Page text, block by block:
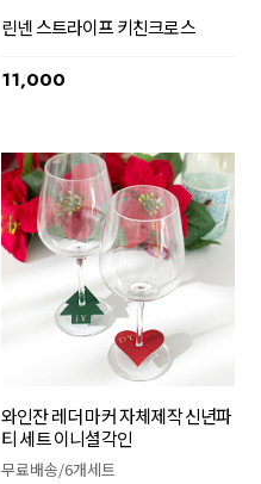
린넨 스트라이프 키친크로스
11,000
와인잔 레더 마커 자체제작 신년파
티 세트 이니셜각인
무료배송/6개세트